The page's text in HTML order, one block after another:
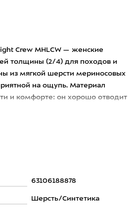
Crew MHLCW — женские
толщины (2/4) для походов и
из мягкой шерсти мериносовых
на ощупь. Материал
и комфорте: он хорошо отводит
63106188878
Шерсть/Синтетика